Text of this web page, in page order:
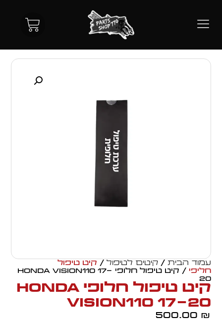
עמוד הבית /קיטים לטיפול / קיט טיפול
חליפי
/ קיט טיפול חלופי HONDA VISION110 17-
20
קיט טיפול חלופי HONDA
VISION110 17-20
500.00 ₪